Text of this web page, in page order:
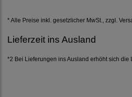
* Alle Preise inkl. gesetzlicher MwSt., zzgl.
Lieferzeit ins Ausland
*2 Bei Lieferungen ins Ausland erhöht sich die